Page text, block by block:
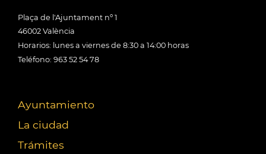
Plaça de l'Ajuntament nº 1
46002 València
Horarios: lunes a viernes de 8:30 a 14:00 horas
Teléfono: 963 52 54 78
Ayuntamiento
La ciudad
Trámites